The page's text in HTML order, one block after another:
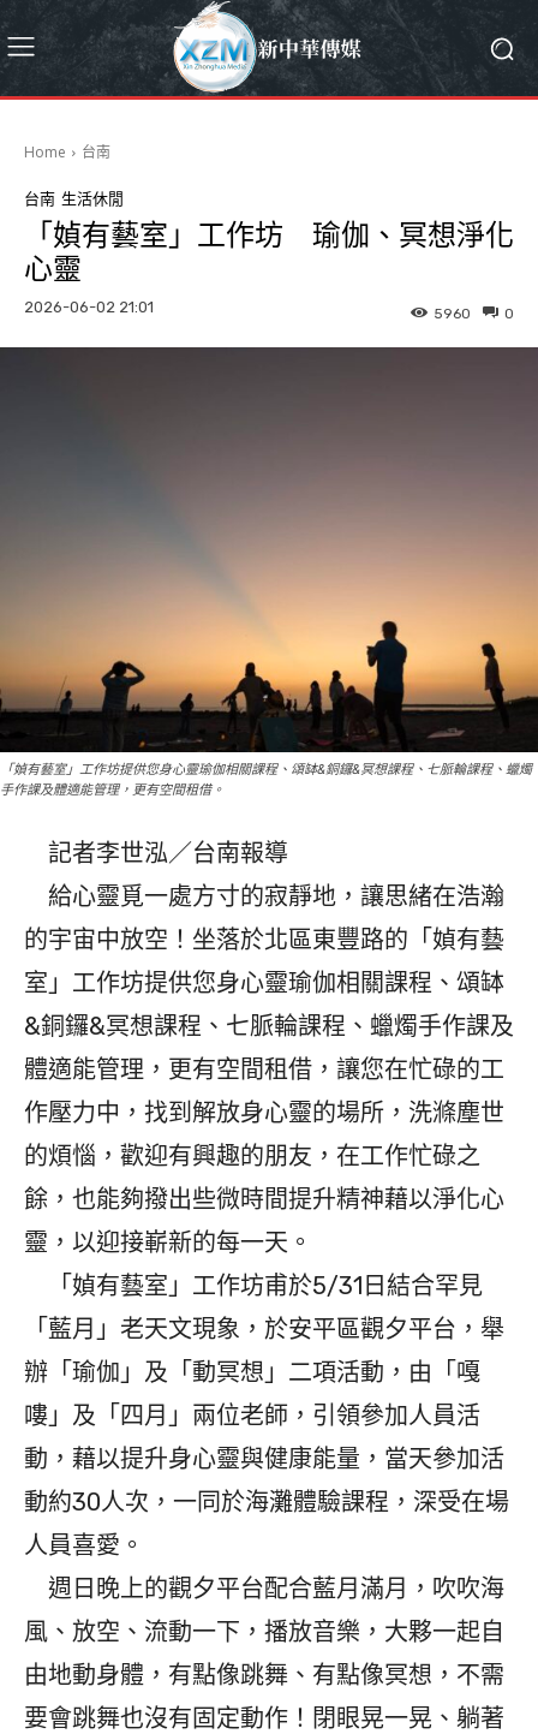
Home 台南
台南 生活休閒
「媜有藝室」工作坊 瑜伽、冥想淨化
心靈
2026-06-02 21:01 0
5960
「媜有藝室」工作坊提供您身心靈瑜伽相關課程、頌缽&銅鑼&冥想課程、七脈輪課程、蠟燭
手作課及體適能管理，更有空間租借。
記者李世泓／台南報導
給心靈覓一處方寸的寂靜地，讓思緒在浩瀚
的宇宙中放空！坐落於北區東豐路的「媜有藝
室」工作坊提供您身心靈瑜伽相關課程、頌缽
&銅鑼&冥想課程、七脈輪課程、蠟燭手作課及
體適能管理，更有空間租借，讓您在忙碌的工
作壓力中，找到解放身心靈的場所，洗滌塵世
的煩惱，歡迎有興趣的朋友，在工作忙碌之
餘，也能夠撥出些微時間提升精神藉以淨化心
靈，以迎接嶄新的每一天。
「媜有藝室」工作坊甫於5/31日結合罕見
「藍月」老天文現象，於安平區觀夕平台，舉
辦「瑜伽」及「動冥想」二項活動，由「嘎
嘍」及「四月」兩位老師，引領參加人員活
動，藉以提升身心靈與健康能量，當天參加活
動約30人次，一同於海灘體驗課程，深受在場
人員喜愛。
週日晚上的觀夕平台配合藍月滿月，吹吹海
風、放空、流動一下，播放音樂，大夥一起自
由地動身體，有點像跳舞、有點像冥想，不需
要會跳舞也沒有固定動作！閉眼晃一晃、躺著